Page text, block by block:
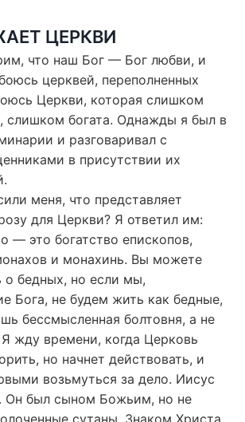
ЦЕРКВИ
что наш Бог — Бог любви, и
церквей, переполненных
Церкви, которая слишком
слишком богата. Однажды я был в
и разговаривал с
в присутствии их
меня, что представляет
для Церкви? Я ответил им:
— это богатство епископов,
и монахинь. Вы можете
о бедных, но если мы,
Бога, не будем жить как бедные,
бессмысленная болтовня, а не
Я жду времени, когда Церковь
но начнет действовать, и
возьмуться за дело. Иисус
Он был сыном Божьим, но не